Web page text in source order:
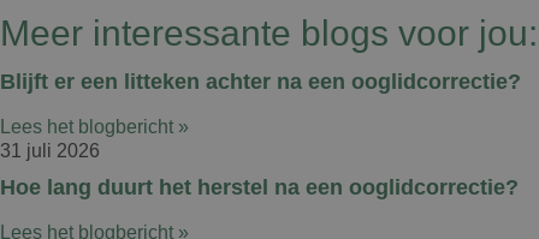
Meer interessante blogs voor jou:
Blijft er een litteken achter na een ooglidcorrectie?
Lees het blogbericht »
31 juli 2026
Hoe lang duurt het herstel na een ooglidcorrectie?
Lees het blogbericht »